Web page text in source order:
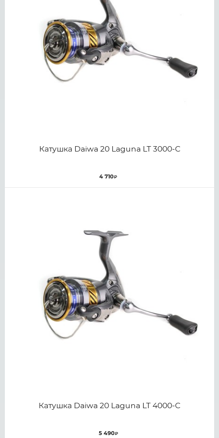
Катушка Daiwa 20 Laguna LT 3000-C
4 710₽
Катушка Daiwa 20 Laguna LT 4000-C
5 490₽